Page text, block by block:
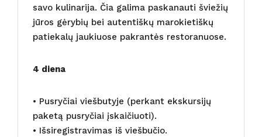
savo kulinarija. Čia galima paskanauti šviežių
jūros gėrybių bei autentiškų marokietiškų
patiekalų jaukiuose pakrantės restoranuose.
4 diena
• Pusryčiai viešbutyje (perkant ekskursijų
paketą pusryčiai įskaičiuoti).
• Išsiregistravimas iš viešbučio.